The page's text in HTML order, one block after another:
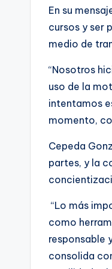
En su
cursos y ser
medio de
“Nosotros
uso de la
intentamos
momento,
Cepeda
partes, y la
“Lo más
como
responsable
consolida